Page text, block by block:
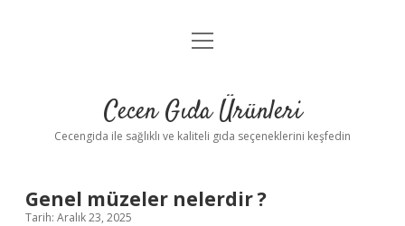
Anasayfa
Yasal Uyarı
menüyü
Cecen Gıda Ürünleri
Cecengida ile sağlıklı ve kaliteli gıda seçeneklerini keşfedin
Genel müzeler nelerdir ?
Tarih: Aralık 23, 2025